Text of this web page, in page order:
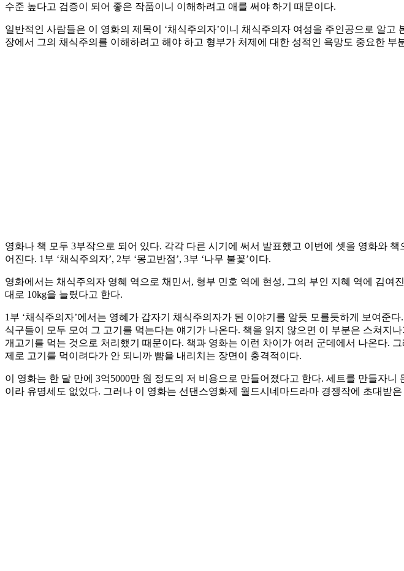
수준 높다고 검증이 되어 좋은 작품이니 이해하려고 애를 써야 하기 때문이다.
일반적인 사람들은 이 영화의 제목이 ‘채식주의자’이니 채식주의자 여성을 주인공으로 알
장에서 그의 채식주의를 이해하려고 해야 하고 형부가 처제에 대한 성적인 욕망도 중요한 부
영화나 책 모두 3부작으로 되어 있다. 각각 다른 시기에 써서 발표했고 이번에 셋을 영화와
어진다. 1부 ‘채식주의자’, 2부 ‘몽고반점’, 3부 ‘나무 불꽃’이다.
영화에서는 채식주의자 영혜 역으로 채민서, 형부 민호 역에 현성, 그의 부인 지혜 역에 김
대로 10kg을 늘렸다고 한다.
1부 ‘채식주의자’에서는 영혜가 갑자기 채식주의자가 된 이야기를 알듯 모를듯하게 보여
식구들이 모두 모여 그 고기를 먹는다는 얘기가 나온다. 책을 읽지 않으면 이 부분은 스쳐지
개고기를 먹는 것으로 처리했기 때문이다. 책과 영화는 이런 차이가 여러 군데에서 나온다.
제로 고기를 먹이려다가 안 되니까 뺨을 내리치는 장면이 충격적이다.
이 영화는 한 달 만에 3억5000만 원 정도의 저 비용으로 만들어졌다고 한다. 세트를 만들자
이라 유명세도 없었다. 그러나 이 영화는 선댄스영화제 월드시네마드라마 경쟁작에 초대받